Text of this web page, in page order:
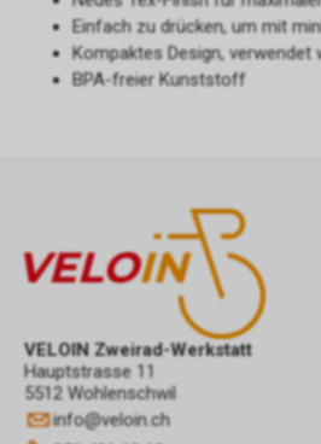
Einfach zu drücken, um mit
Kompaktes Design,
BPA-freier Kunststoff
VELOIN Zweirad-Werkstatt
Hauptstrasse 11
5512 Wohlenschwil
info@veloin.ch